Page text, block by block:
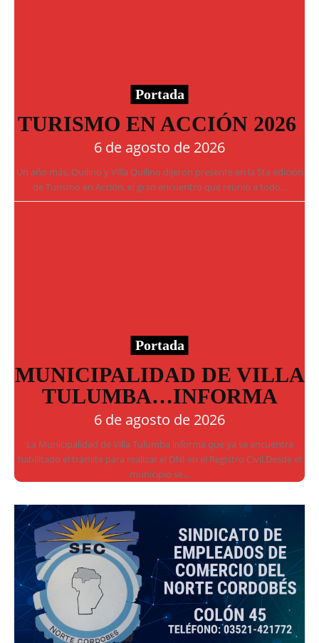
Portada
TURISMO EN ACCIÓN 2026
6 de agosto de 2026
Un año más, Quilino y Villa Quilino dijeron presente en la 5ta edición
de Turismo en Acción, el gran encuentro que reunió a todo...
Portada
MUNICIPALIDAD DE VILLA
TULUMBA…INFORMA
6 de agosto de 2026
La Municipalidad de Villa Tulumba informa que ya se encuentra
habilitado el trámite para realizar el DNI en el Registro Civil.Desde el
municipio se...